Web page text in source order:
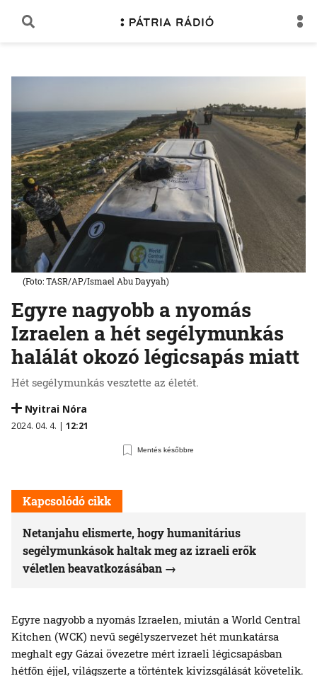
Egyre nagyobb a nyomás
Izraelen a hét segélymunkás
halálát okozó légicsapás miatt
Hét segélymunkás vesztette az életét.
Nyitrai Nóra
2024. 04. 4. | 12:21
Mentés későbbre
(Foto: TASR/AP/Ismael Abu Dayyah)
Kapcsolódó cikk
Netanjahu elismerte, hogy humanitárius
segélymunkások haltak meg az izraeli erők
véletlen beavatkozásában
Egyre nagyobb a nyomás Izraelen, miután a World Central
Kitchen (WCK) nevű segélyszervezet hét munkatársa
meghalt egy Gázai övezetre mért izraeli légicsapásban
hétfőn éjjel, világszerte a történtek kivizsgálását követelik.